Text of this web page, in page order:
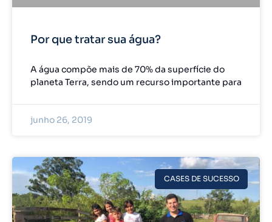
Por que tratar sua água?
A água compõe mais de 70% da superfície do
planeta Terra, sendo um recurso importante para
junho 26, 2019
CASES DE SUCESSO